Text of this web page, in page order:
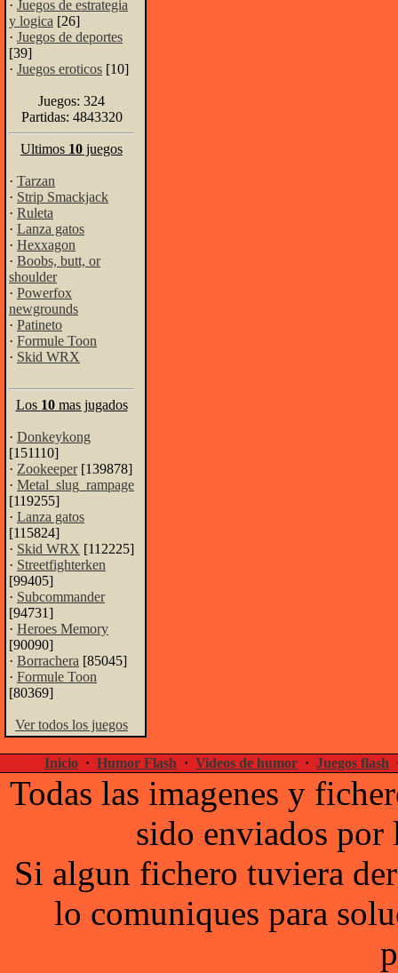
· Juegos de estrategia
y logica [26]
· Juegos de deportes
[39]
· Juegos eroticos [10]
Juegos: 324
Partidas: 4843320
Ultimos 10 juegos
· Tarzan
· Strip Smackjack
· Ruleta
· Lanza gatos
· Hexxagon
· Boobs, butt, or
shoulder
· Powerfox
newgrounds
· Patineto
· Formule Toon
· Skid WRX
Los 10mas jugados
· Donkeykong
[151110]
· Zookeeper[139878]
· Metal_slug_rampage
[119255]
· Lanza gatos
[115824]
· Skid WRX [112225]
· Streetfighterken
[99405]
· Subcommander
[94731]
· Heroes Memory
[90090]
· Borrachera [85045]
· Formule Toon
[80369]
Ver todos los juegos
Inicio · Humor Flash · Videos de humor · Juegos flash
Todas las imagenes y
sido enviados por
Si algun fichero tuviera
lo comuniques para